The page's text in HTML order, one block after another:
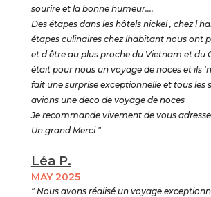
sourire et la bonne humeur....
Des étapes dans les hôtels nickel , chez l
étapes culinaires chez lhabitant nous ont
et d être au plus proche du Vietnam et du
était pour nous un voyage de noces et ils
fait une surprise exceptionnelle et tous les
avions une deco de voyage de noces
Je recommande vivement de vous
Un grand Merci "
Léa P.
MAY 2025
" Nous avons réalisé un voyage